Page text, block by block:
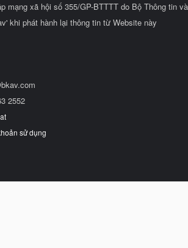
mạng xã hội số 355/GP-BTTTT do Bộ Thông tin
khi phát hành lại thông tin từ Website này
2552
sử dụng